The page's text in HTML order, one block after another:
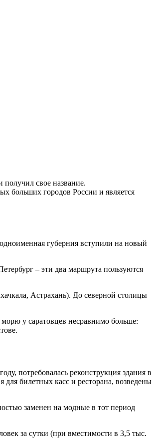
получил свое название.
больших городов России и является
губерния вступили на новый
– эти два маршрута пользуются
Астрахань). До северной столицы
у саратовцев несравнимо больше:
потребовалась реконструкция здания в
билетных касс и ресторана, возведены
заменен на модные в тот период
за сутки (при вместимости в 3,5 тыс.